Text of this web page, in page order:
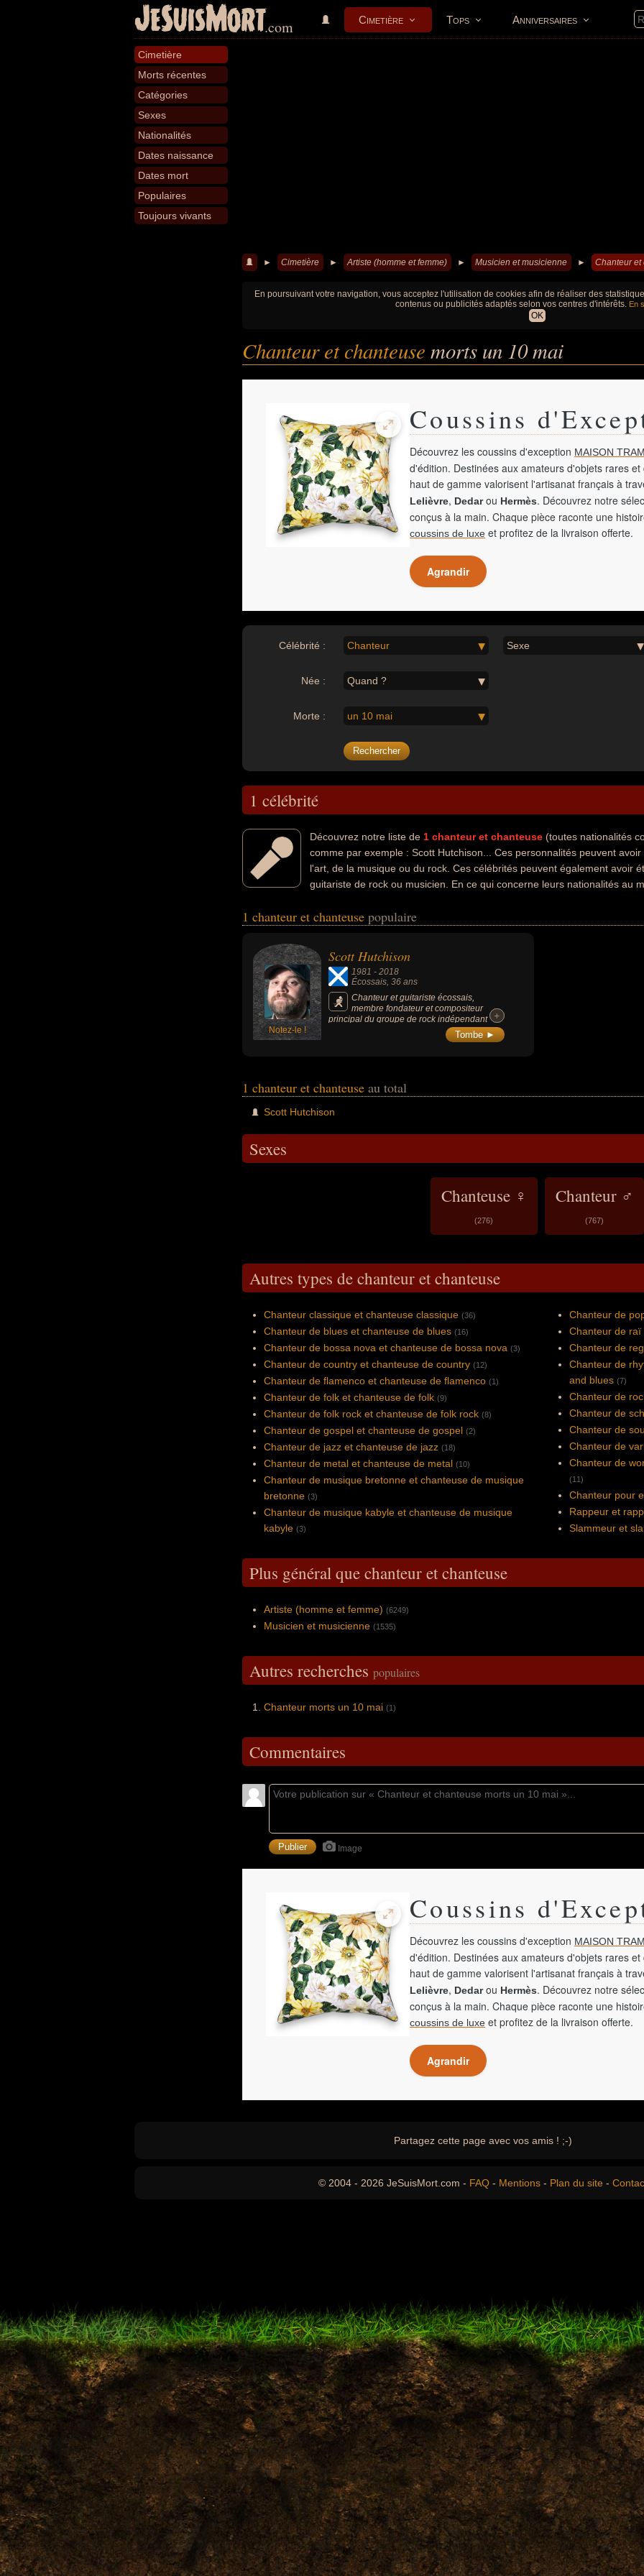
JeSuisMort.com Cimetière Tops Anniversaires
Cimetière
Morts récentes
Catégories
Sexes
Nationalités
Dates naissance
Dates mort
Populaires
Toujours vivants
► Cimetière ► Artiste (homme et femme) ► Musicien et musicienne ► Chanteur et
En poursuivant votre navigation, vous acceptez l'utilisation de cookies afin de réaliser des
contenus ou publicités adaptés selon vos centres d'intérêts. En
OK
Chanteur et chanteuse morts un 10 mai
Coussins
Découvrez les coussins d'exception MAISON
d'édition. Destinées aux amateurs d'objets rares
haut de gamme valorisent l'artisanat français à
Lelièvre, Dedarou Hermès. Découvrez notre
conçus à la main. Chaque pièce raconte une
coussins de luxe et profitez de la livraison offerte.
Agrandir
Célébrité : Chanteur Sexe
Née : Quand ?
Morte : un 10 mai
1 célébrité
Découvrez notre liste de 1 chanteur et chanteuse (toutes nationalités
comme par exemple : Scott Hutchison... Ces personnalités peuvent
l'art, de la musique ou du rock. Ces célébrités peuvent également avoir
guitariste de rock ou musicien. En ce qui concerne leurs nationalités au
1 chanteur et chanteuse populaire
Notez-le !
Scott Hutchison
1981 - 2018
Écossais, 36 ans
Chanteur et guitariste écossais,
membre fondateur et compositeur
principal du groupe de rock indépendant
Frightened Rabbit, avec qui il a enregistré 5
+
+
Tombe ►
1 chanteur et chanteuse au total
Scott Hutchison
Sexes
Chanteuse ♀
(276)
Chanteur ♂
(767)
Autres types de chanteur et chanteuse
Chanteur classique et chanteuse classique (36)
Chanteur de blues et chanteuse de blues (16)
Chanteur de bossa nova et chanteuse de bossa nova (3)
Chanteur de country et chanteuse de country (12)
Chanteur de flamenco et chanteuse de flamenco (1)
Chanteur de folk et chanteuse de folk (9)
Chanteur de folk rock et chanteuse de folk rock (8)
Chanteur de gospel et chanteuse de gospel (2)
Chanteur de jazz et chanteuse de jazz (18)
Chanteur de metal et chanteuse de metal (10)
Chanteur de musique bretonne et chanteuse de musique
bretonne (3)
Chanteur de musique kabyle et chanteuse de musique
kabyle (3)
Chanteur de
Chanteur de
Chanteur de
Chanteur de
and blues (7)
Chanteur de
Chanteur de
Chanteur de
Chanteur de
Chanteur de
(11)
Chanteur pour
Rappeur et
Slammeur et
Plus général que chanteur et chanteuse
Artiste (homme et femme) (6249)
Musicien et musicienne (1535)
Autres recherches populaires
Chanteur morts un 10 mai (1)
Commentaires
Image
Coussins
Découvrez les coussins d'exception MAISON
d'édition. Destinées aux amateurs d'objets rares
haut de gamme valorisent l'artisanat français à
Lelièvre, Dedarou Hermès. Découvrez notre
conçus à la main. Chaque pièce raconte une
coussins de luxe et profitez de la livraison offerte.
Agrandir
Partagez cette page avec vos amis ! ;-)
© 2004 - 2026 JeSuisMort.com - FAQ - Mentions - Plan du site -